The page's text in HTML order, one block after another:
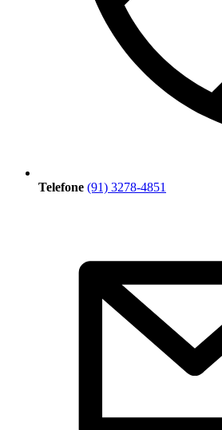
Telefone (91) 3278-4851